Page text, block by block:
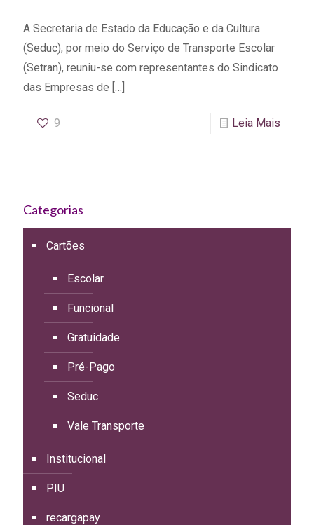
A Secretaria de Estado da Educação e da Cultura
(Seduc), por meio do Serviço de Transporte Escolar
(Setran), reuniu-se com representantes do Sindicato
das Empresas de […]
9 Leia Mais
Categorias
Cartões
Escolar
Funcional
Gratuidade
Pré-Pago
Seduc
Vale Transporte
Institucional
PIU
recargapay